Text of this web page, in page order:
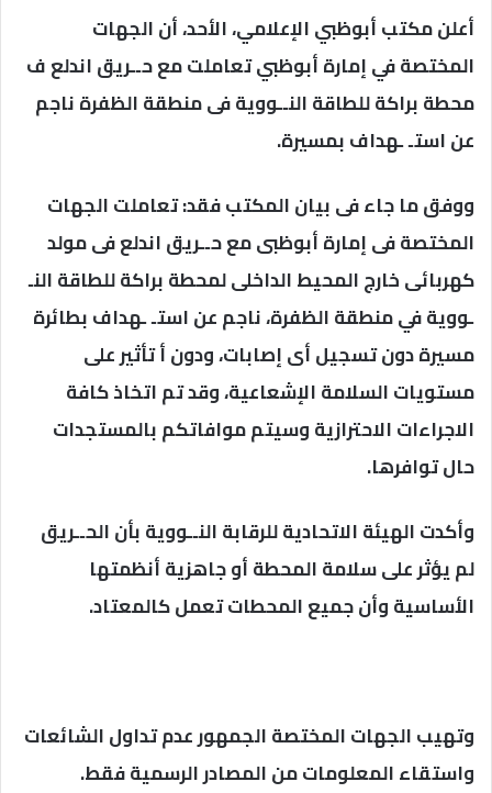
أعلن مكتب أبوظبي الإعلامي، الأحد، أن الجهات
المختصة في إمارة أبوظبي تعاملت مع حــريق اندلع ف
محطة براكة للطاقة النــووية فى منطقة الظفرة ناجم
عن استـ ـهداف بمسيرة.
ووفق ما جاء فى بيان المكتب فقد: تعاملت الجهات
المختصة فى إمارة أبوظبى مع حــريق اندلع فى مولد
كهربائى خارج المحيط الداخلى لمحطة براكة للطاقة النـ
ـووية في منطقة الظفرة، ناجم عن استـ ـهداف بطائرة
مسيرة دون تسجيل أى إصابات، ودون أ تأثير على
مستويات السلامة الإشعاعية، وقد تم اتخاذ كافة
الاجراءات الاحترازية وسيتم موافاتكم بالمستجدات
حال توافرها.
وأكدت الهيئة الاتحادية للرقابة النــووية بأن الحــريق
لم يؤثر على سلامة المحطة أو جاهزية أنظمتها
الأساسية وأن جميع المحطات تعمل كالمعتاد.
وتهيب الجهات المختصة الجمهور عدم تداول الشائعات
واستقاء المعلومات من المصادر الرسمية فقط.